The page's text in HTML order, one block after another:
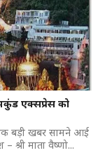
एक्सप्रेस को
बड़ी खबर सामने आई
श्री माता वैष्णो...